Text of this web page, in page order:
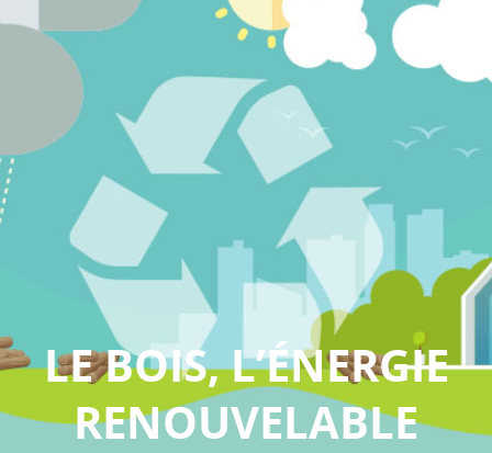
LE BOIS, L’ÉNERGIE
RENOUVELABLE